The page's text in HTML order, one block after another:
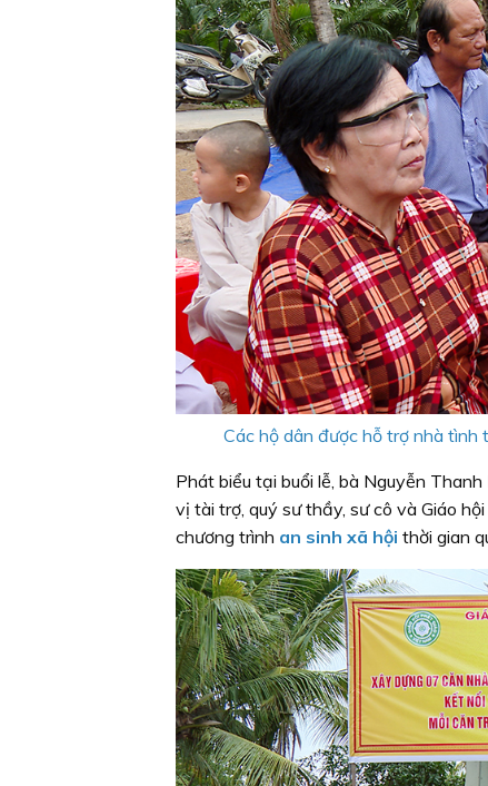
Các hộ dân được hỗ trợ nhà tình
Phát biểu tại buổi lễ, bà Nguyễn
vị tài trợ, quý sư thầy, sư cô và Giáo
chương trình an sinh xã hội thời gian